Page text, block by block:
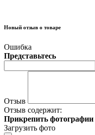
Новый отзыв о товаре
Ошибка
Представьтесь
Отзыв
Отзыв содержит:
Прикрепить фотографии
Загрузить фото